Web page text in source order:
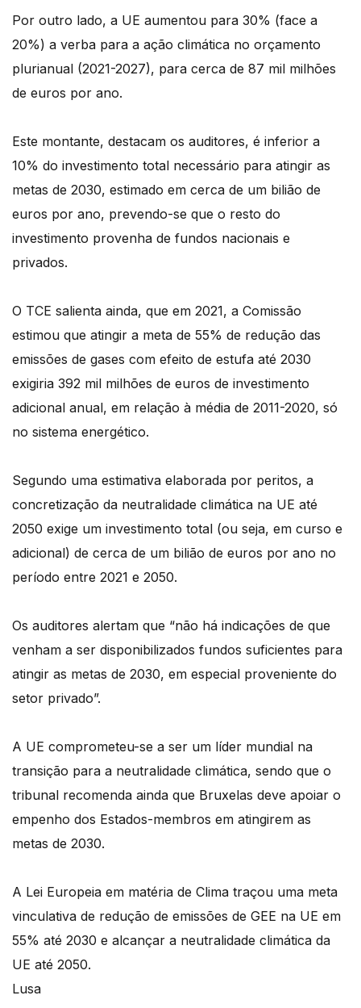
Por outro lado, a UE aumentou para 30% (face a
20%) a verba para a ação climática no orçamento
plurianual (2021-2027), para cerca de 87 mil milhões
de euros por ano.
Este montante, destacam os auditores, é inferior a
10% do investimento total necessário para atingir as
metas de 2030, estimado em cerca de um bilião de
euros por ano, prevendo-se que o resto do
investimento provenha de fundos nacionais e
privados.
O TCE salienta ainda, que em 2021, a Comissão
estimou que atingir a meta de 55% de redução das
emissões de gases com efeito de estufa até 2030
exigiria 392 mil milhões de euros de investimento
adicional anual, em relação à média de 2011-2020, só
no sistema energético.
Segundo uma estimativa elaborada por peritos, a
concretização da neutralidade climática na UE até
2050 exige um investimento total (ou seja, em curso e
adicional) de cerca de um bilião de euros por ano no
período entre 2021 e 2050.
Os auditores alertam que “não há indicações de que
venham a ser disponibilizados fundos suficientes para
atingir as metas de 2030, em especial proveniente do
setor privado”.
A UE comprometeu-se a ser um líder mundial na
transição para a neutralidade climática, sendo que o
tribunal recomenda ainda que Bruxelas deve apoiar o
empenho dos Estados-membros em atingirem as
metas de 2030.
A Lei Europeia em matéria de Clima traçou uma meta
vinculativa de redução de emissões de GEE na UE em
55% até 2030 e alcançar a neutralidade climática da
UE até 2050.
Lusa